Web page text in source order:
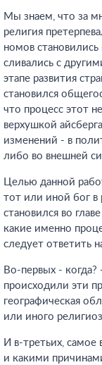
Мы знаем, что за
религия
номов
сливались с
этапе развития
становился
что процесс этот
верхушкой
изменений - в
либо во внешней
Целью данной
тот или иной бог в
становился во
какие именно
следует ответить
Во-первых - когда?
происходили эти
географическая
или иного
И в-третьих, самое
и какими